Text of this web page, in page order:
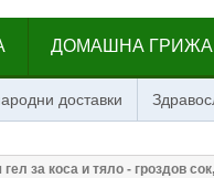
ДОМАШНА ГРИЖА
доставки
за коса и тяло - гроздов